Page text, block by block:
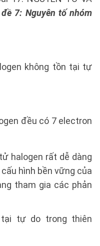
đề 7: Nguyên tố nhóm
không tồn tại tự
đều có 7 electron
halogen rất dễ dàng
hình bền vững của
tham gia các phản
tự do trong thiên